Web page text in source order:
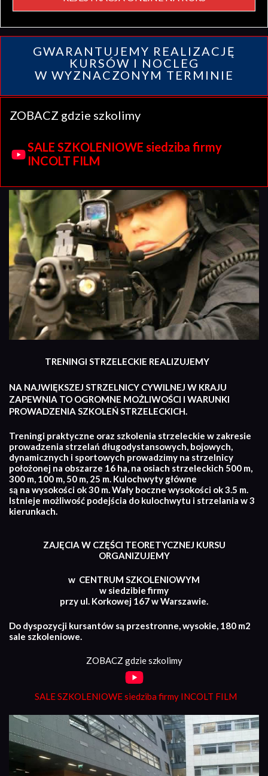
GWARANTUJEMY REALIZACJĘ
KURSÓW I NOCLEG
W WYZNACZONYM TERMINIE
ZOBACZ gdzie szkolimy
SALE SZKOLENIOWE siedziba firmy
INCOLT FILM
TRENINGI STRZELECKIE REALIZUJEMY
NA NAJWIĘKSZEJ STRZELNICY CYWILNEJ W KRAJU
ZAPEWNIA TO OGROMNE MOŻLIWOŚCI I WARUNKI
PROWADZENIA SZKOLEŃ STRZELECKICH.
Treningi praktyczne oraz szkolenia strzeleckie w zakresie
prowadzenia strzelań długodystansowych, bojowych,
dynamicznych i sportowych prowadzimy na strzelnicy
położonej na obszarze 16 ha, na osiach strzeleckich 500 m,
300 m, 100 m, 50 m, 25 m. Kulochwyty główne
są na wysokości ok 30 m. Wały boczne wysokości ok 3.5 m.
Istnieje możliwość podejścia do kulochwytu i strzelania w 3
kierunkach.
ZAJĘCIA W CZĘŚCI TEORETYCZNEJ KURSU
ORGANIZUJEMY
w CENTRUM SZKOLENIOWYM
w siedzibie firmy
przy ul. Korkowej 167 w Warszawie.
Do dyspozycji kursantów są przestronne, wysokie, 180 m2
sale szkoleniowe.
ZOBACZ gdzie szkolimy
SALE SZKOLENIOWE siedziba firmy INCOLT FILM